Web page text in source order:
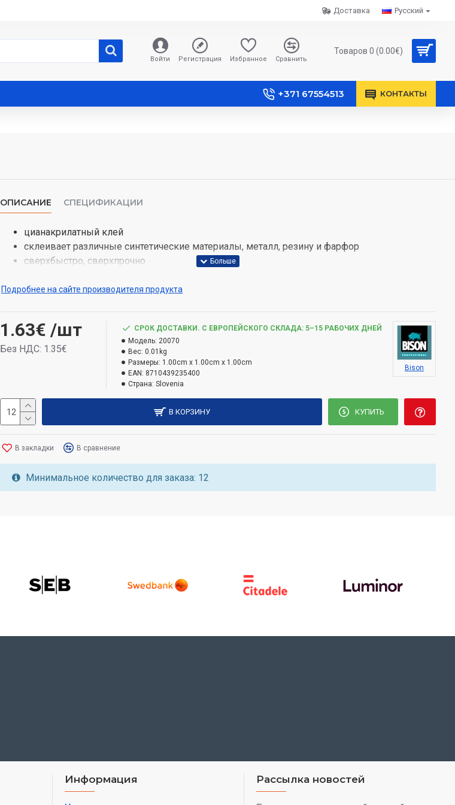
Русский
Доставка
Войти Регистрация Избранное Сравнить
Товаров 0 (0.00€)
+371 67554513 КОНТАКТЫ
ОПИСАНИЕ СПЕЦИФИКАЦИИ
цианакрилатный клей
склеивает различные синтетические материалы, металл, резину и фарфор
сверхбыстро, сверхпрочно
Подробнее на сайте производителя продукта
1.63€ /шт
Без НДС: 1.35€
СРОК ДОСТАВКИ. С ЕВРОПЕЙСКОГО СКЛАДА: 5–15 РАБОЧИХ ДНЕЙ
Модель: 20070
Вес: 0.01kg
Размеры: 1.00cm x 1.00cm x 1.00cm
EAN: 8710439235400
Страна: Slovenia
Bison
В КОРЗИНУ КУПИТЬ
В закладки В сравнение
Минимальное количество для заказа: 12
Информация Рассылка новостей